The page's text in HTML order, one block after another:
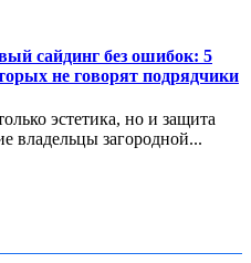
сайдинг без ошибок: 5
не говорят подрядчики
эстетика, но и защита
владельцы загородной...